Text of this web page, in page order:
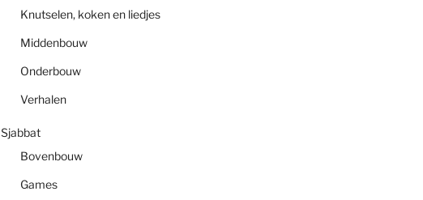
Knutselen, koken en liedjes
Middenbouw
Onderbouw
Verhalen
Sjabbat
Bovenbouw
Games